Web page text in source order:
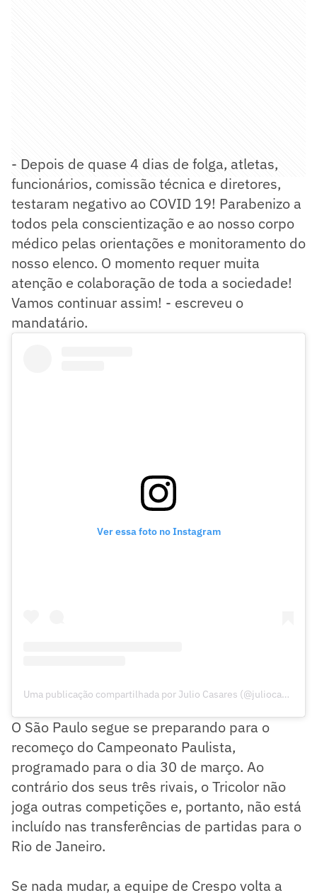
- Depois de quase 4 dias de folga, atletas,
funcionários, comissão técnica e diretores,
testaram negativo ao COVID 19! Parabenizo a
todos pela conscientização e ao nosso corpo
médico pelas orientações e monitoramento do
nosso elenco. O momento requer muita
atenção e colaboração de toda a sociedade!
Vamos continuar assim! - escreveu o
mandatário.
Ver essa foto no Instagram
Uma publicação compartilhada por Julio Casares (@juliocasares_sp)
O São Paulo segue se preparando para o
recomeço do Campeonato Paulista,
programado para o dia 30 de março. Ao
contrário dos seus três rivais, o Tricolor não
joga outras competições e, portanto, não está
incluído nas transferências de partidas para o
Rio de Janeiro.
Se nada mudar, a equipe de Crespo volta a